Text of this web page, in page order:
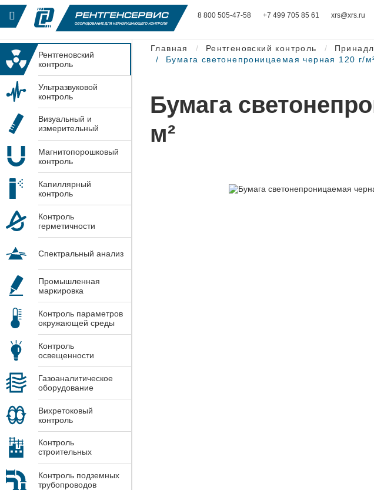
8 800 505-47-58 +7 499 705 85 61 xrs@xrs.ru
Рентгеновский
контроль
Ультразвуковой
контроль
Визуальный и
измерительный
Магнитопорошковый
контроль
Капиллярный
контроль
Контроль
герметичности
Спектральный анализ
Промышленная
маркировка
Контроль параметров
окружающей среды
Контроль
освещенности
Газоаналитическое
оборудование
Вихретоковый
контроль
Контроль
строительных
Контроль подземных
трубопроводов
Главная Рентгеновский контроль
Бумага светонепроницаемая черная 120 г/
Бумага
м²